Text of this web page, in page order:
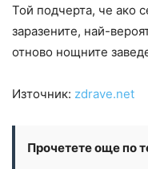
Той подчерта, че ако
заразените, най-
отново нощните
Източник: zdrave.net
Прочетете още по